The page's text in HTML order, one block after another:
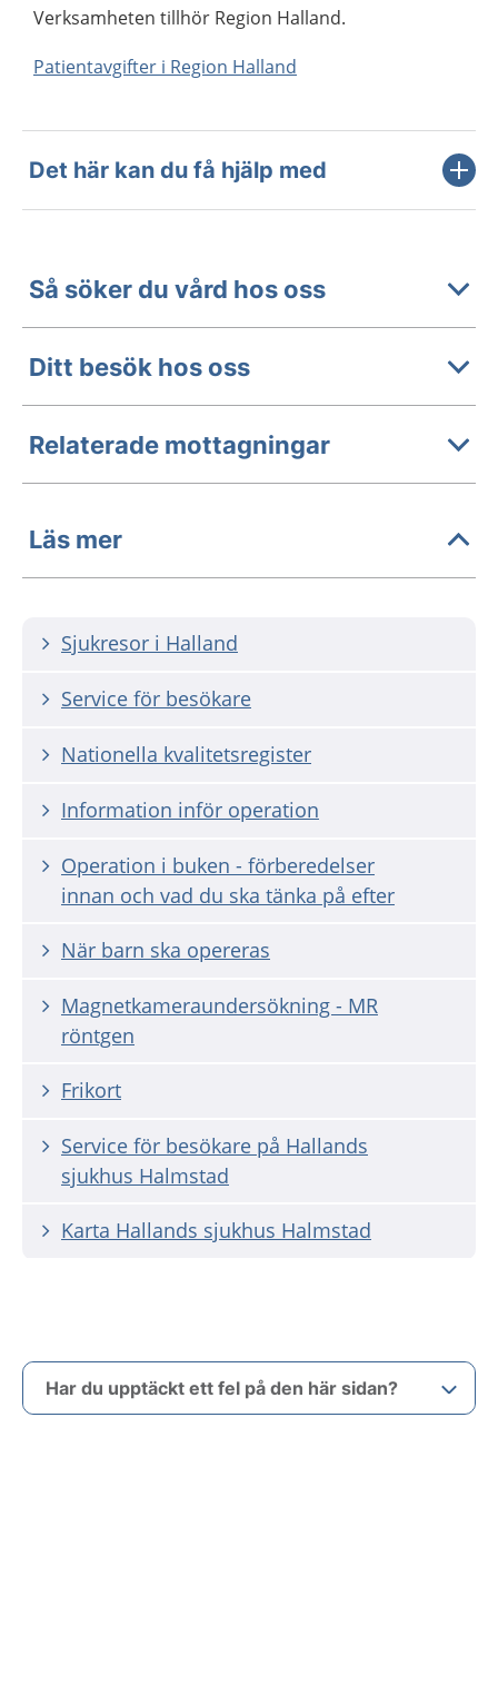
Verksamheten tillhör Region Halland.
Patientavgifter i Region Halland
Det här kan du få hjälp med
Så söker du vård hos oss
Ditt besök hos oss
Relaterade mottagningar
Läs mer
Sjukresor i Halland
Service för besökare
Nationella kvalitetsregister
Information inför operation
Operation i buken - förberedelser
innan och vad du ska tänka på efter
När barn ska opereras
Magnetkameraundersökning - MR
röntgen
Frikort
Service för besökare på Hallands
sjukhus Halmstad
Karta Hallands sjukhus Halmstad
Har du upptäckt ett fel på den här sidan?